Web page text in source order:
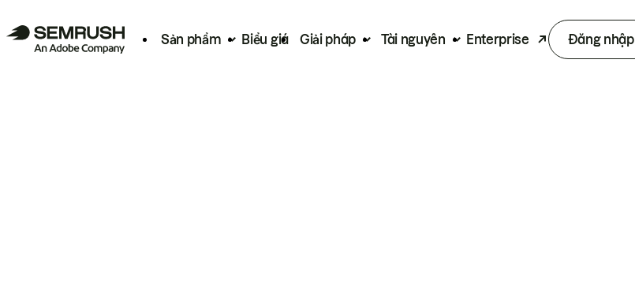
Sản phẩm Biểu giá Giải pháp Tài nguyên Enterprise Đăng nhập